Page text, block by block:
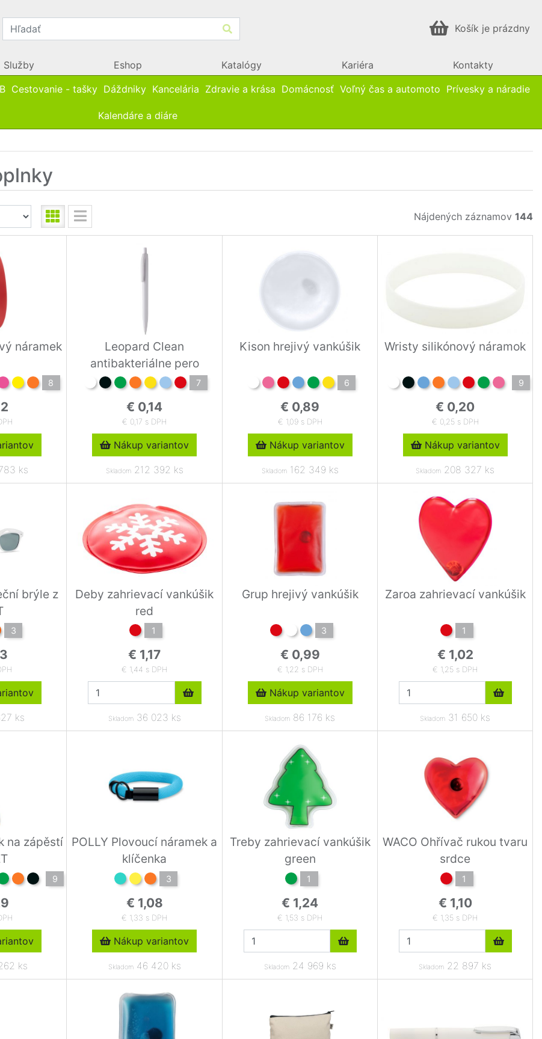
Košík je prázdny
Služby Eshop Katalógy Kariéra
Kontakty
Cestovanie - tašky Dáždniky Kancelária Zdravie a krása Domácnosť Voľný čas a automoto Prívesky a náradie
Kalendáre a diáre
Nájdených záznamov 144
náramek
8
ks
Leopard Clean
antibakteriálne pero
7
€ 0,14
€ 0,17 s DPH
Nákup variantov
Skladom212 392 ks
Kison hrejivý vankúšik
6
€ 0,89
€ 1,09 s DPH
Nákup variantov
Skladom162 349 ks
Wristy silikónový náramok
9
€ 0,20
€ 0,25 s DPH
Nákup variantov
Skladom 208 327 ks
brýle z
3
ks
Deby zahrievací vankúšik
red
1
€ 1,17
€ 1,44 s DPH
Skladom36 023 ks
Grup hrejivý vankúšik
3
€ 0,99
€ 1,22 s DPH
Nákup variantov
Skladom 86 176 ks
Zaroa zahrievací vankúšik
1
€ 1,02
€ 1,25 s DPH
Skladom 31 650 ks
na zápěstí
9
ks
POLLY Plovoucí náramek a
klíčenka
3
€ 1,08
€ 1,33 s DPH
Nákup variantov
Skladom46 420 ks
Treby zahrievací vankúšik
green
1
€ 1,24
€ 1,53 s DPH
Skladom24 969 ks
WACO Ohřívač rukou tvaru
srdce
1
€ 1,10
€ 1,35 s DPH
Skladom 22 897 ks